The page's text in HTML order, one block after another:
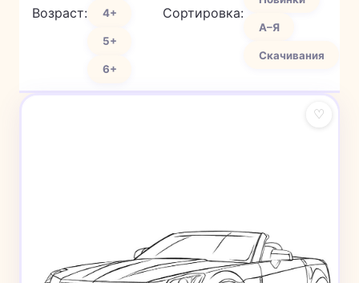
Возраст: 4+
5+
6+
Сортировка:
А–Я
Скачивания
♡